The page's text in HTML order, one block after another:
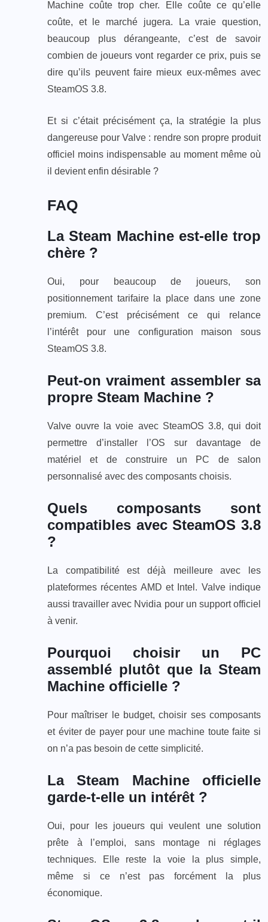
Machine coûte trop cher. Elle coûte ce qu’elle
coûte, et le marché jugera. La vraie question,
beaucoup plus dérangeante, c’est de savoir
combien de joueurs vont regarder ce prix, puis se
dire qu’ils peuvent faire mieux eux-mêmes avec
SteamOS 3.8.
Et si c’était précisément ça, la stratégie la plus
dangereuse pour Valve : rendre son propre produit
officiel moins indispensable au moment même où
il devient enfin désirable ?
FAQ
La Steam Machine est-elle trop
chère ?
Oui, pour beaucoup de joueurs, son
positionnement tarifaire la place dans une zone
premium. C’est précisément ce qui relance
l’intérêt pour une configuration maison sous
SteamOS 3.8.
Peut-on vraiment assembler sa
propre Steam Machine ?
Valve ouvre la voie avec SteamOS 3.8, qui doit
permettre d’installer l’OS sur davantage de
matériel et de construire un PC de salon
personnalisé avec des composants choisis.
Quels composants sont
compatibles avec SteamOS 3.8
?
La compatibilité est déjà meilleure avec les
plateformes récentes AMD et Intel. Valve indique
aussi travailler avec Nvidia pour un support officiel
à venir.
Pourquoi choisir un PC
assemblé plutôt que la Steam
Machine officielle ?
Pour maîtriser le budget, choisir ses composants
et éviter de payer pour une machine toute faite si
on n’a pas besoin de cette simplicité.
La Steam Machine officielle
garde-t-elle un intérêt ?
Oui, pour les joueurs qui veulent une solution
prête à l’emploi, sans montage ni réglages
techniques. Elle reste la voie la plus simple,
même si ce n’est pas forcément la plus
économique.